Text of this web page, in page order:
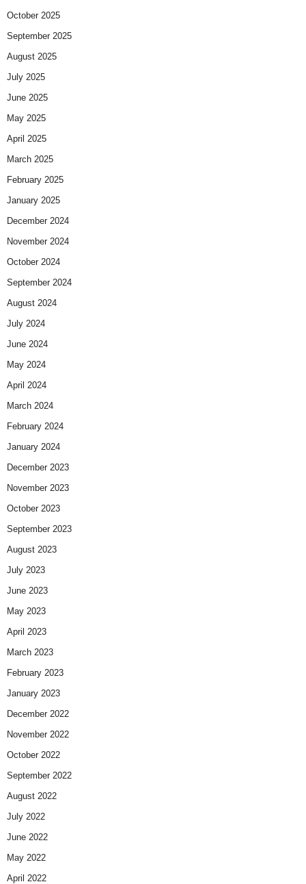
October 2025
September 2025
August 2025
July 2025
June 2025
May 2025
April 2025
March 2025
February 2025
January 2025
December 2024
November 2024
October 2024
September 2024
August 2024
July 2024
June 2024
May 2024
April 2024
March 2024
February 2024
January 2024
December 2023
November 2023
October 2023
September 2023
August 2023
July 2023
June 2023
May 2023
April 2023
March 2023
February 2023
January 2023
December 2022
November 2022
October 2022
September 2022
August 2022
July 2022
June 2022
May 2022
April 2022